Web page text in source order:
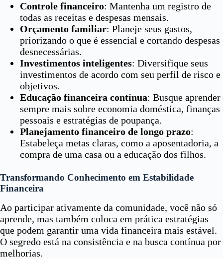
Controle financeiro: Mantenha um registro de
todas as receitas e despesas mensais.
Orçamento familiar: Planeje seus gastos,
priorizando o que é essencial e cortando despesas
desnecessárias.
Investimentos inteligentes: Diversifique seus
investimentos de acordo com seu perfil de risco e
objetivos.
Educação financeira contínua: Busque aprender
sempre mais sobre economia doméstica, finanças
pessoais e estratégias de poupança.
Planejamento financeiro de longo prazo:
Estabeleça metas claras, como a aposentadoria, a
compra de uma casa ou a educação dos filhos.
Transformando Conhecimento em Estabilidade
Financeira
Ao participar ativamente da comunidade, você não só
aprende, mas também coloca em prática estratégias
que podem garantir uma vida financeira mais estável.
O segredo está na consistência e na busca contínua por
melhorias.